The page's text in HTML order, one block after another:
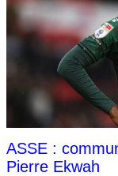
ASSE :
Pierre Ekwah